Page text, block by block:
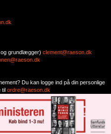
grundlægger) clement@raeson.dk
Du kan logge ind på din personlige
ordre@raeson.dk